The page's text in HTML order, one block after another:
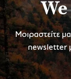
We
Μοιραστείτε
newsletter